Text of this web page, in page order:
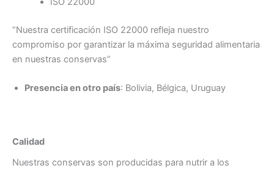
“Nuestra certificación ISO 22000 refleja nuestro
compromiso por garantizar la máxima seguridad alimentaria
en nuestras conservas”
Presencia en otro país: Bolivia, Bélgica, Uruguay
Calidad
Nuestras conservas son producidas para nutrir a los